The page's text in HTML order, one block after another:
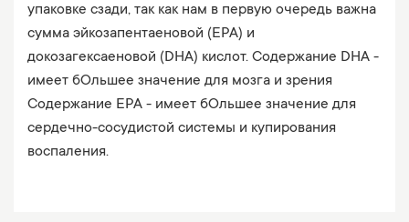
упаковке сзади, так как нам в первую очередь важна
сумма эйкозапентаеновой (EPA) и
докозагексаеновой (DHA) кислот. Содержание DHA -
имеет бОльшее значение для мозга и зрения
Содержание EPA - имеет бОльшее значение для
сердечно-сосудистой системы и купирования
воспаления.